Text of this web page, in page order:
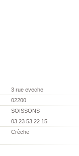
3 rue eveche
02200
SOISSONS
03 23 53 22 15
Crèche